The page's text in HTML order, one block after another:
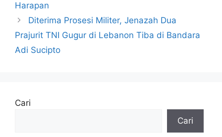
Harapan
Diterima Prosesi Militer, Jenazah Dua
Prajurit TNI Gugur di Lebanon Tiba di Bandara
Adi Sucipto
Cari
Cari